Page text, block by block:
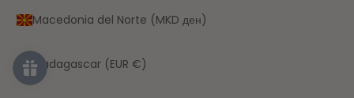
Macedonia del Norte (MKD ден)
Madagascar (EUR €)